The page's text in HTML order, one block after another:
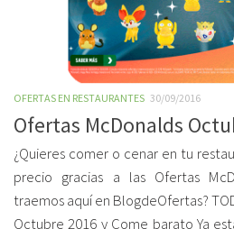
OFERTAS EN RESTAURANTES 30/09/2016
Ofertas McDonalds
¿Quieres comer o cenar en tu
precio gracias a las Ofertas
traemos aquí en BlogdeOfertas?
Octubre 2016 y Come barato Ya